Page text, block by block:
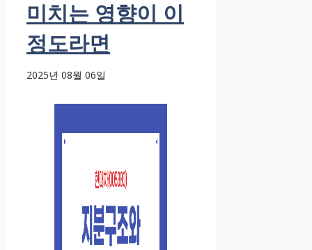
미치는 영향이 이
정도라면
2025년 08월 06일